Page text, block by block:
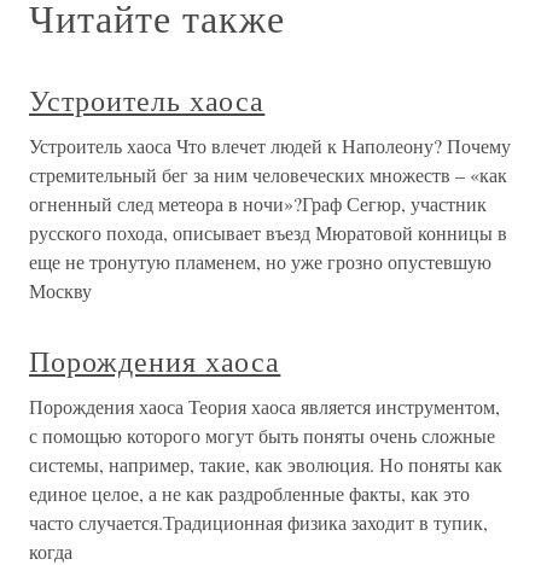
Читайте также
Устроитель хаоса
Устроитель хаоса Что влечет людей к Наполеону? Почему
стремительный бег за ним человеческих множеств – «как
огненный след метеора в ночи»?Граф Сегюр, участник
русского похода, описывает въезд Мюратовой конницы в
еще не тронутую пламенем, но уже грозно опустевшую
Москву
Порождения хаоса
Порождения хаоса Теория хаоса является инструментом,
с помощью которого могут быть поняты очень сложные
системы, например, такие, как эволюция. Но поняты как
единое целое, а не как раздробленные факты, как это
часто случается.Традиционная физика заходит в тупик,
когда